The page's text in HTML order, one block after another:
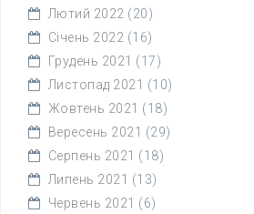
Лютий 2022 (20)
Січень 2022 (16)
Грудень 2021 (17)
Листопад 2021 (10)
Жовтень 2021 (18)
Вересень 2021 (29)
Серпень 2021 (18)
Липень 2021 (13)
Червень 2021 (6)